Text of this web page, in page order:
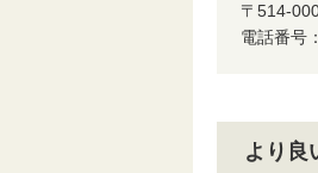
〒514-
電話番号：
より良